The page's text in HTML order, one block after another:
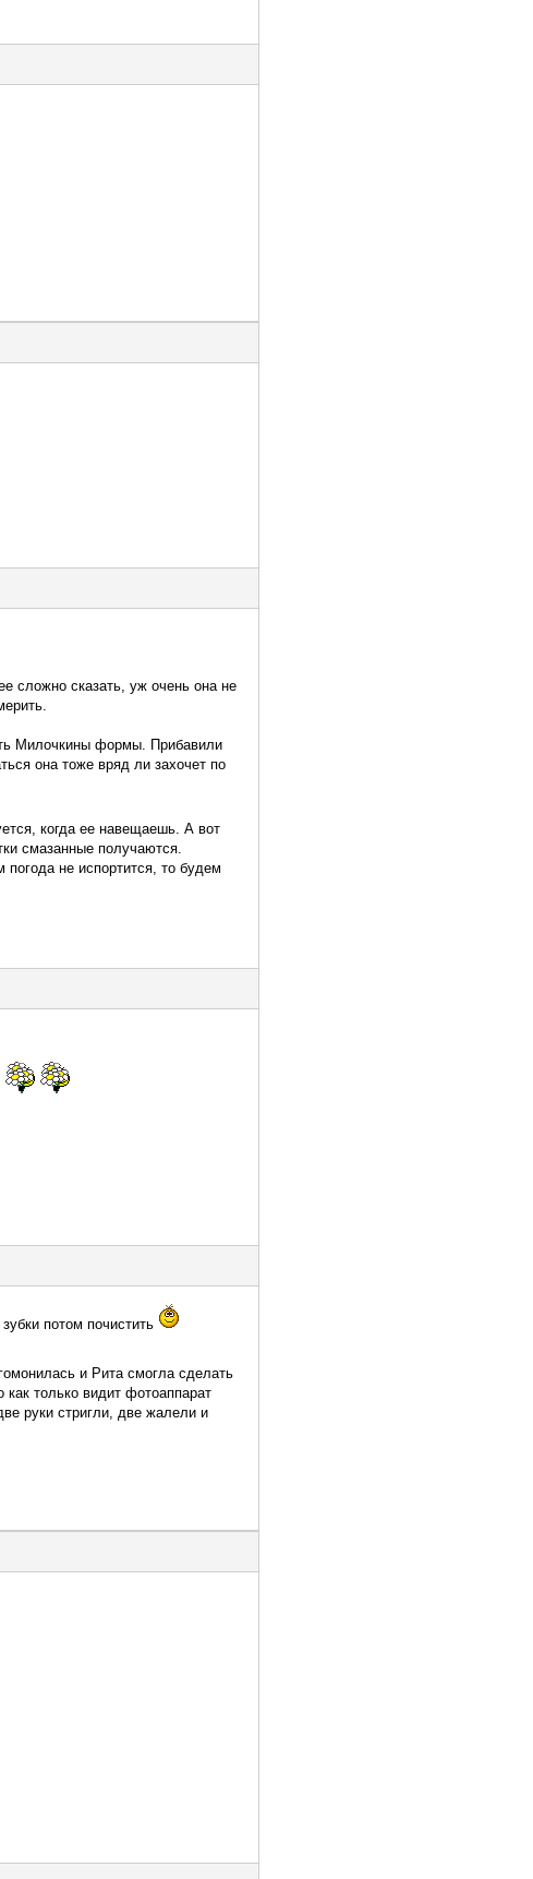
сложно сказать, уж очень она не
Милочкины формы. Прибавили
она тоже вряд ли захочет по
когда ее навещаешь. А вот
смазанные получаются.
не испортится, то будем
потом почистить
и Рита смогла сделать
только видит фотоаппарат
руки стригли, две жалели и